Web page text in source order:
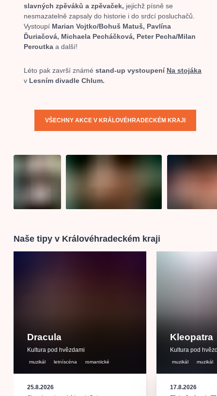
slavných zpěváků a zpěvaček, jejichž písně se
nesmazatelně zapsaly do historie i do srdcí posluchačů.
Vystoupí Marian Vojtko/Bohuš Matuš, Pavlína
Ďuriačová, Michaela Pecháčková, Peter Pecha/Milan
Peroutka a další!
Léto pak završí známé stand-up vystoupení Na stojáka
v Lesním divadle Chlum.
VŠECHNY AKCE V KRÁLOVÉHRADECKÉM KRAJI
Naše tipy v Královéhradeckém kraji
Dracula
Kultura pod hvězdami
muzikál letníscéna romantické
25.8.2026
Kleopatra
Kultura pod
muzikál muzikál
17.8.2026